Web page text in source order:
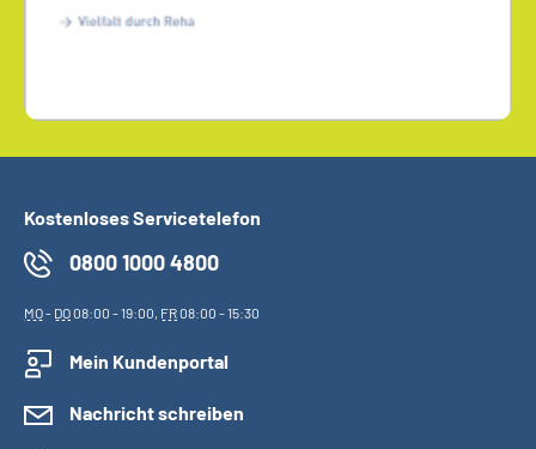
Kostenloses Servicetelefon
0800 1000 4800
MO- DO08:00 - 19:00, FR08:00 - 15:30
Mein Kundenportal
Nachricht schreiben